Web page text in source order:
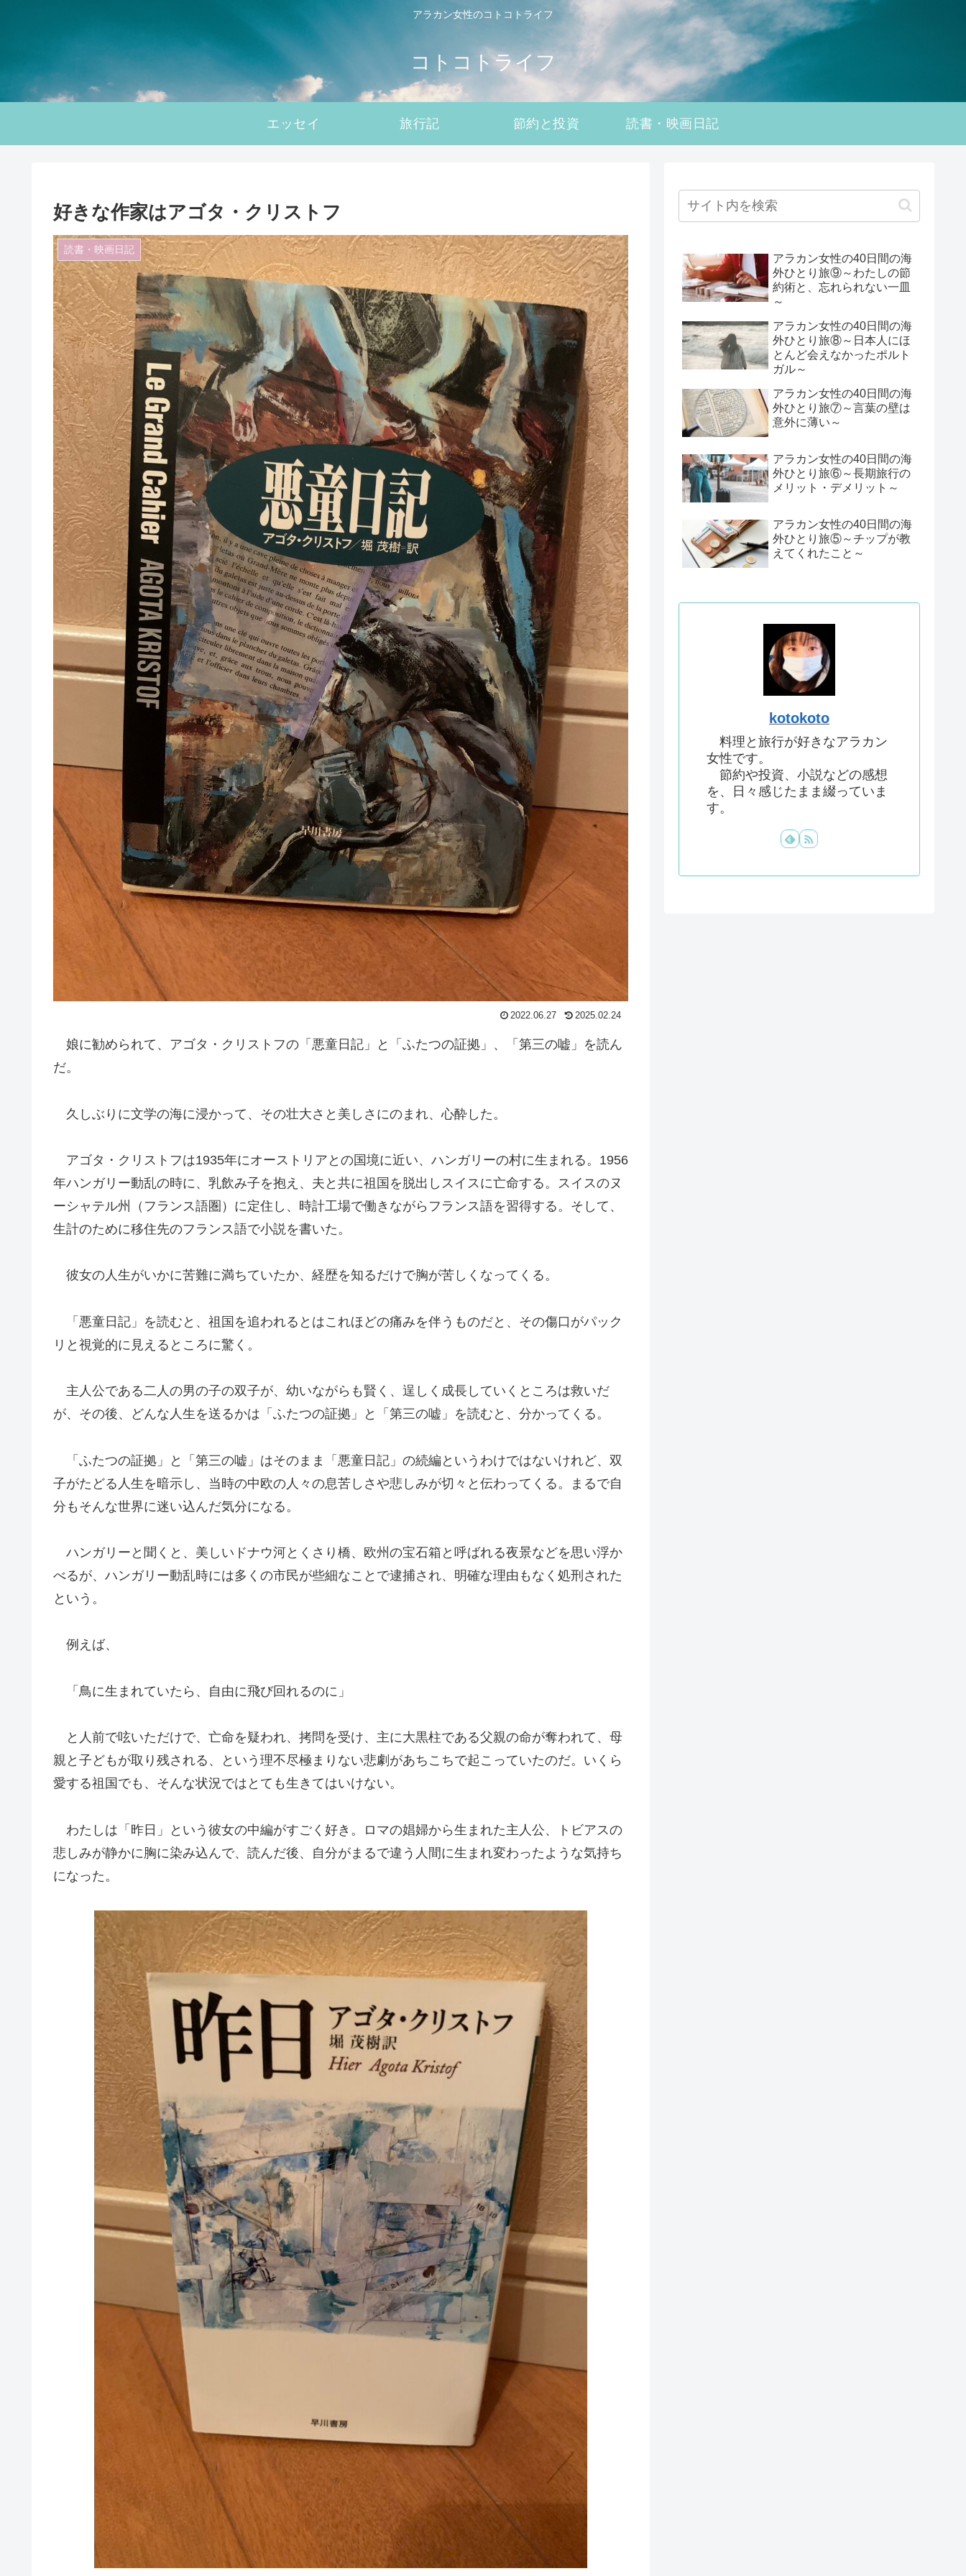
アラカン女性のコトコトライフ
コトコトライフ
エッセイ 旅行記 節約と投資 読書・映画日記
好きな作家はアゴタ・クリストフ
読書・映画日記
2022.06.27 2025.02.24
娘に勧められて、アゴタ・クリストフの「悪童日記」と「ふたつの証拠」、「第三の嘘」を読ん
だ。
久しぶりに文学の海に浸かって、その壮大さと美しさにのまれ、心酔した。
アゴタ・クリストフは1935年にオーストリアとの国境に近い、ハンガリーの村に生まれる。1956
年ハンガリー動乱の時に、乳飲み子を抱え、夫と共に祖国を脱出しスイスに亡命する。スイスのヌ
ーシャテル州（フランス語圏）に定住し、時計工場で働きながらフランス語を習得する。そして、
生計のために移住先のフランス語で小説を書いた。
彼女の人生がいかに苦難に満ちていたか、経歴を知るだけで胸が苦しくなってくる。
「悪童日記」を読むと、祖国を追われるとはこれほどの痛みを伴うものだと、その傷口がパック
リと視覚的に見えるところに驚く。
主人公である二人の男の子の双子が、幼いながらも賢く、逞しく成長していくところは救いだ
が、その後、どんな人生を送るかは「ふたつの証拠」と「第三の嘘」を読むと、分かってくる。
「ふたつの証拠」と「第三の嘘」はそのまま「悪童日記」の続編というわけではないけれど、双
子がたどる人生を暗示し、当時の中欧の人々の息苦しさや悲しみが切々と伝わってくる。まるで自
分もそんな世界に迷い込んだ気分になる。
ハンガリーと聞くと、美しいドナウ河とくさり橋、欧州の宝石箱と呼ばれる夜景などを思い浮か
べるが、ハンガリー動乱時には多くの市民が些細なことで逮捕され、明確な理由もなく処刑された
という。
例えば、
「鳥に生まれていたら、自由に飛び回れるのに」
と人前で呟いただけで、亡命を疑われ、拷問を受け、主に大黒柱である父親の命が奪われて、母
親と子どもが取り残される、という理不尽極まりない悲劇があちこちで起こっていたのだ。いくら
愛する祖国でも、そんな状況ではとても生きてはいけない。
わたしは「昨日」という彼女の中編がすごく好き。ロマの娼婦から生まれた主人公、トビアスの
悲しみが静かに胸に染み込んで、読んだ後、自分がまるで違う人間に生まれ変わったような気持ち
になった。
アラカン女性の40日間の海
外ひとり旅⑨～わたしの節
約術と、忘れられない一皿
～
アラカン女性の40日間の海
外ひとり旅⑧～日本人にほ
とんど会えなかったポルト
ガル～
アラカン女性の40日間の海
外ひとり旅⑦～言葉の壁は
意外に薄い～
アラカン女性の40日間の海
外ひとり旅⑥～長期旅行の
メリット・デメリット～
アラカン女性の40日間の海
外ひとり旅⑤～チップが教
えてくれたこと～
kotokoto
料理と旅行が好きなアラカン
女性です。
節約や投資、小説などの感想
を、日々感じたまま綴っていま
す。